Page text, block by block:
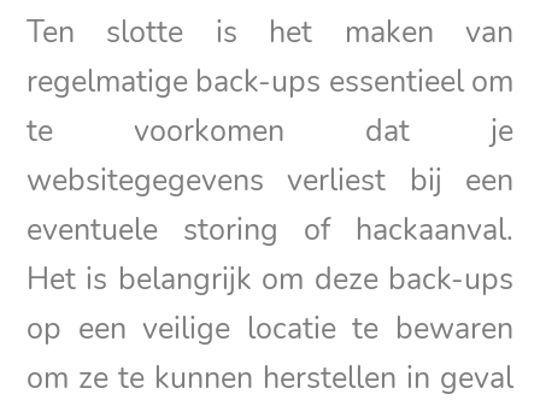
Ten slotte is het maken van
regelmatige back-ups essentieel om
te voorkomen dat je
websitegegevens verliest bij een
eventuele storing of hackaanval.
Het is belangrijk om deze back-ups
op een veilige locatie te bewaren
om ze te kunnen herstellen in geval